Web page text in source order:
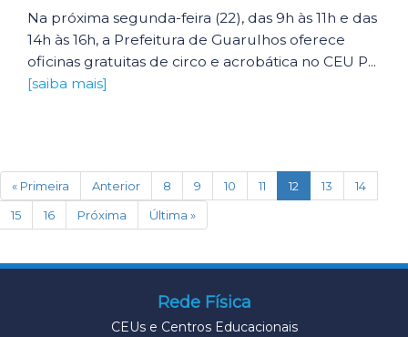
Na próxima segunda-feira (22), das 9h às 11h e das
14h às 16h, a Prefeitura de Guarulhos oferece
oficinas gratuitas de circo e acrobática no CEU P...
[saiba mais]
« Primeira Anterior 8 9 10 11 12 (current)
13
14
15
16 Próxima Última »
Rede Física
CEUs e Centros Educacionais